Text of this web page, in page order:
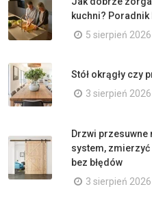
kuchni? Poradnik
5 sierpień 2026
Stół okrągły czy
3 sierpień 2026
Drzwi przesuwne
system,
bez błędów
3 sierpień 2026